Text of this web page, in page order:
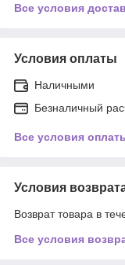
Все условия
Условия оплаты
Наличными
Безналичный
Все условия
Условия
Возврат товара в
Все условия